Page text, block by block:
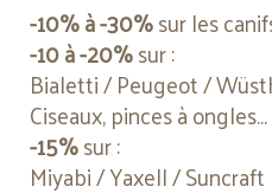
Paramètres de
-10% à -30%sur les
-10 à -20%sur :
Bialetti / Peugeot /
Ciseaux, pinces à ongles...
-15%sur :
Miyabi / Yaxell / Suncraft